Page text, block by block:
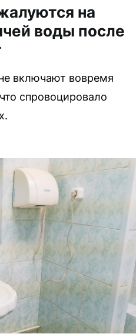
на
воды после
включают вовремя
спровоцировало